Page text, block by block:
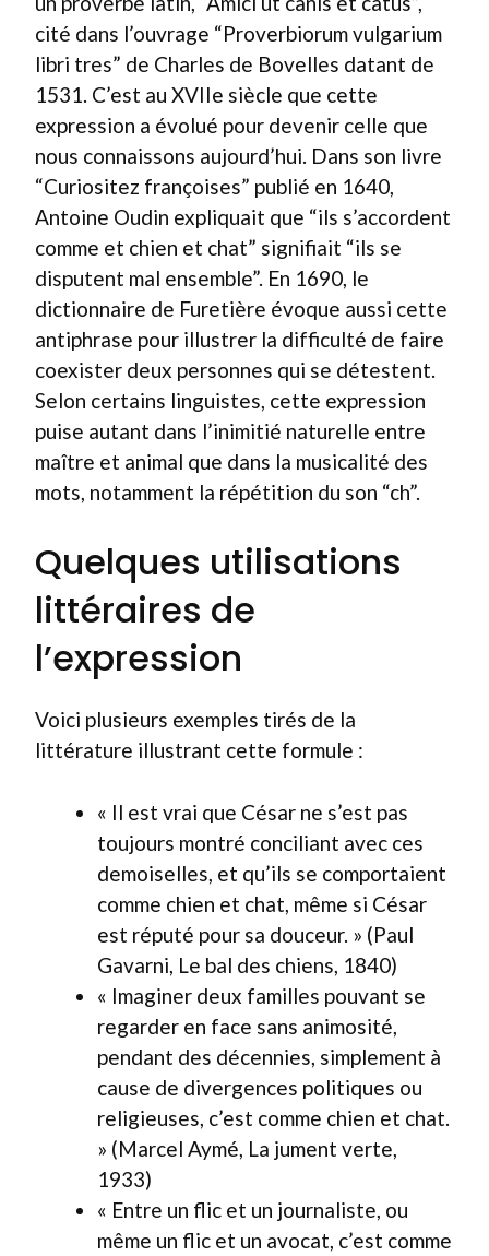
cité dans l’ouvrage “Proverbiorum vulgarium
libri tres” de Charles de Bovelles datant de
1531. C’est au XVIIe siècle que cette
expression a évolué pour devenir celle que
nous connaissons aujourd’hui. Dans son livre
“Curiositez françoises” publié en 1640,
Antoine Oudin expliquait que “ils s’accordent
comme et chien et chat” signifiait “ils se
disputent mal ensemble”. En 1690, le
dictionnaire de Furetière évoque aussi cette
antiphrase pour illustrer la difficulté de faire
coexister deux personnes qui se détestent.
Selon certains linguistes, cette expression
puise autant dans l’inimitié naturelle entre
maître et animal que dans la musicalité des
mots, notamment la répétition du son “ch”.
Quelques utilisations
littéraires de
l’expression
Voici plusieurs exemples tirés de la
littérature illustrant cette formule :
« Il est vrai que César ne s’est pas
toujours montré conciliant avec ces
demoiselles, et qu’ils se comportaient
comme chien et chat, même si César
est réputé pour sa douceur. » (Paul
Gavarni, Le bal des chiens, 1840)
« Imaginer deux familles pouvant se
regarder en face sans animosité,
pendant des décennies, simplement à
cause de divergences politiques ou
religieuses, c’est comme chien et chat.
» (Marcel Aymé, La jument verte,
1933)
« Entre un flic et un journaliste, ou
même un flic et un avocat, c’est comme